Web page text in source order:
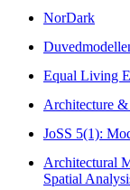
NorDark
Equal Living
Architecture
JoSS 5(1):
Architectural
Spatial